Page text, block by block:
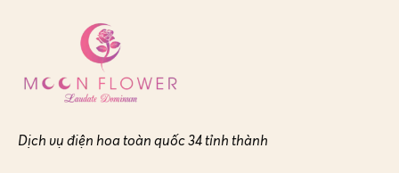
Dịch vụ điện hoa toàn quốc 34 tỉnh thành